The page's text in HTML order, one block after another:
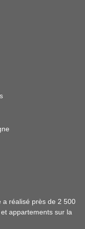
a réalisé près de 2 500
appartements sur la